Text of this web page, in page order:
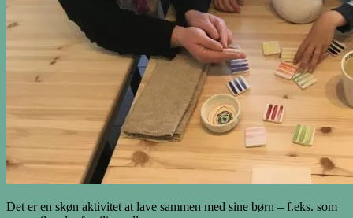
Det er en skøn aktivitet at lave sammen med sine børn – f.eks. som